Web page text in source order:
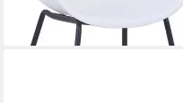
109,95 €
lieferbar - in 6-8 Werktagen bei dir